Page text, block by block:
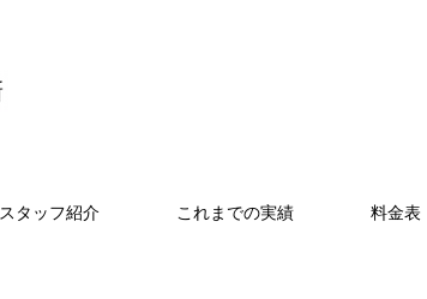
スタッフ紹介 これまでの実績 料金表